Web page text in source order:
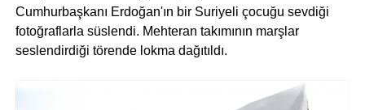
Cumhurbaşkanı Erdoğan'ın bir Suriyeli çocuğu sevdiği
fotoğraflarla süslendi. Mehteran takımının marşlar
seslendirdiği törende lokma dağıtıldı.